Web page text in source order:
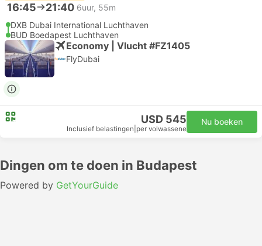
16:45 21:40 6uur, 55m
DXB Dubai International Luchthaven
BUD Boedapest Luchthaven
Economy | Vlucht #FZ1405
FlyDubai
USD 545
Inclusief belastingen per volwassene
Nu boeken
Dingen om te doen in Budapest
Powered by GetYourGuide